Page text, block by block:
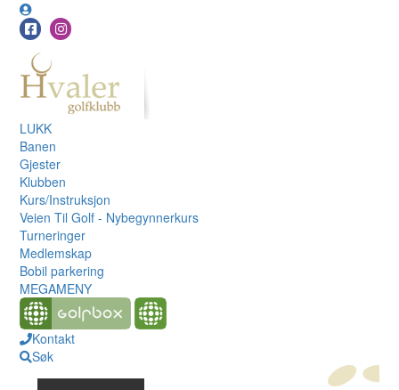
LUKK
Banen
Gjester
Klubben
Kurs/Instruksjon
Veien Til Golf - Nybegynnerkurs
Turneringer
Medlemskap
Bobil parkering
MEGAMENY
Kontakt
Søk